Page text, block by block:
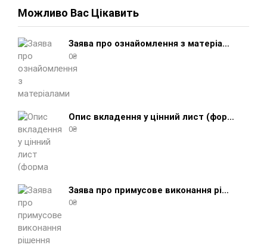
Можливо Вас Цікавить
Заява про ознайомлення з матеріалами виконавчого провадження (зразок, шаблон 2025 року)
0₴
Опис вкладення у цінний лист (форма 107) + інструкція відправлення цінного листа з описом вкладення
0₴
Заява про примусове виконання рішення (зразок, шаблон 2025 року)
0₴